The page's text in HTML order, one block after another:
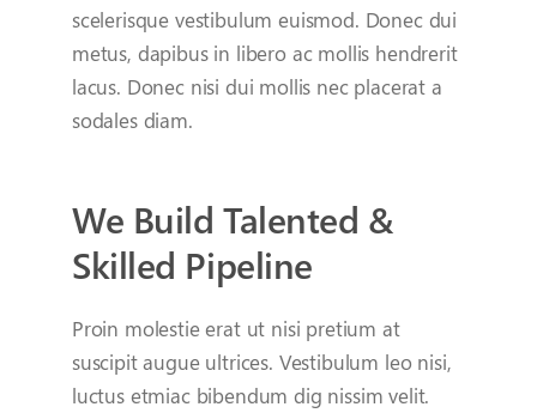
scelerisque vestibulum euismod. Donec dui
metus, dapibus in libero ac mollis hendrerit
lacus. Donec nisi dui mollis nec placerat a
sodales diam.
We Build Talented &
Skilled Pipeline
Proin molestie erat ut nisi pretium at
suscipit augue ultrices. Vestibulum leo nisi,
luctus etmiac bibendum dig nissim velit.